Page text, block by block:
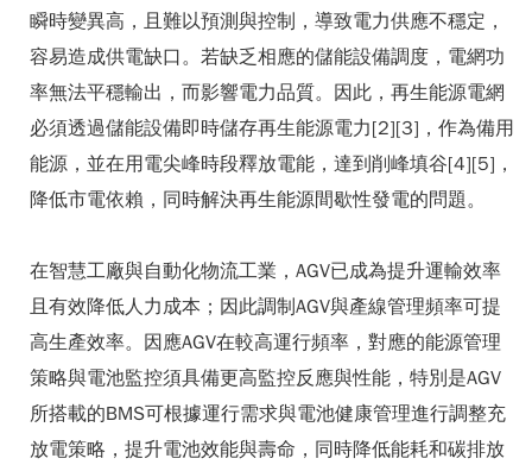
瞬時變異高，且難以預測與控制，導致電力供應不穩定，
容易造成供電缺口。若缺乏相應的儲能設備調度，電網功
率無法平穩輸出，而影響電力品質。因此，再生能源電網
必須透過儲能設備即時儲存再生能源電力[2][3]，作為備用
能源，並在用電尖峰時段釋放電能，達到削峰填谷[4][5]，
降低市電依賴，同時解決再生能源間歇性發電的問題。
在智慧工廠與自動化物流工業，AGV已成為提升運輸效率
且有效降低人力成本；因此調制AGV與產線管理頻率可提
高生產效率。因應AGV在較高運行頻率，對應的能源管理
策略與電池監控須具備更高監控反應與性能，特別是AGV
所搭載的BMS可根據運行需求與電池健康管理進行調整充
放電策略，提升電池效能與壽命，同時降低能耗和碳排放